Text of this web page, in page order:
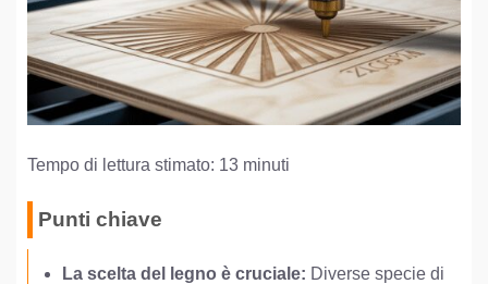
Tempo di lettura stimato: 13 minuti
Punti chiave
La scelta del legno è cruciale: Diverse specie di